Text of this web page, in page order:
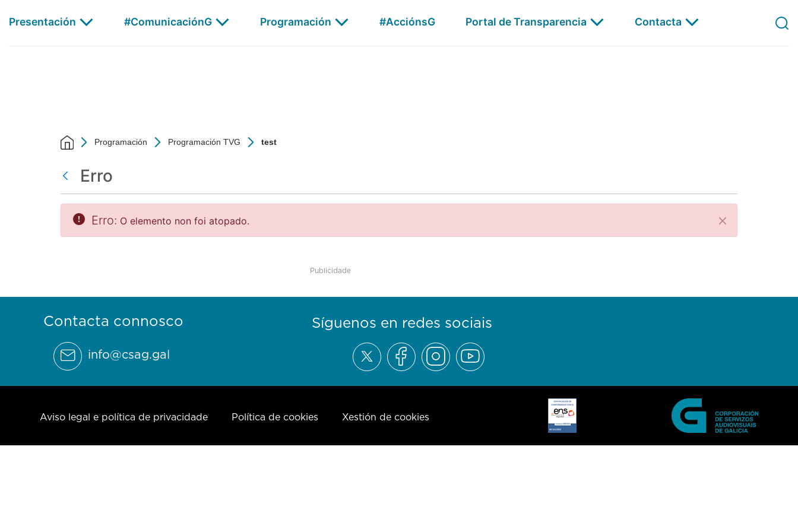
AGalega G24 AGalega Audio Xabarín Á Carta
Presentación #ComunicaciónG Programación #AcciónsG Portal de Transparencia Contacta
Programación Programación TVG test
Erro
Pechar
Erro: O elemento non foi atopado.
Publicidade
Contacta connosco
info@csag.gal
Síguenos en redes sociais
Aviso legal e política de privacidade Política de cookies Xestión de cookies